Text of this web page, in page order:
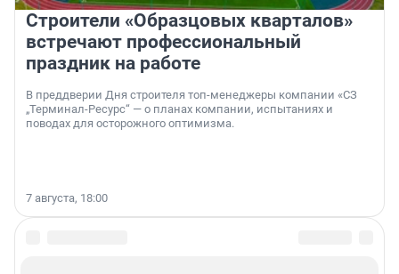
Строители «Образцовых кварталов»
встречают профессиональный
праздник на работе
В преддверии Дня строителя топ-менеджеры компании «СЗ
„Терминал-Ресурс“ — о планах компании, испытаниях и
поводах для осторожного оптимизма.
7 августа, 18:00